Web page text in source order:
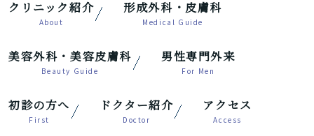
クリニック紹介 形成外科・皮膚科
美容外科・美容皮膚科 男性専門外来
初診の方へ ドクター紹介 アクセス